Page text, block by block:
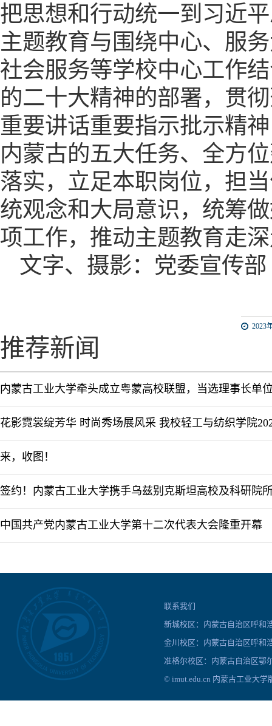
把思想和行动统一到习近
主题教育与围绕中心、服
社会服务等学校中心工作
的二十大精神的部署，贯
重要讲话重要指示批示精
内蒙古的五大任务、全方
落实，立足本职岗位，担
统观念和大局意识，统筹
项工作，推动主题教育走
文字、摄影：党委宣传部
2023
推荐新闻
内蒙古工业大学牵头成立粤蒙高校联盟，当选理事长单
来，收图！
中国共产党内蒙古工业大学第十二次代表大会隆重开幕
联系我们
新城校区：内蒙古自治区呼
金川校区：内蒙古自治区呼
准格尔校区：内蒙古自治区
© imut.edu.cn 内蒙古工业大